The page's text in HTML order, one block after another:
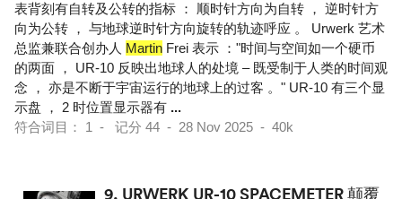
表背刻有自转及公转的指标 ： 顺时针方向为自转 ， 逆时针方
向为公转 ， 与地球逆时针方向旋转的轨迹呼应 。 Urwerk 艺术
总监兼联合创办人 Martin Frei 表示 ："时间与空间如一个硬币
的两面 ， UR-10 反映出地球人的处境 – 既受制于人类的时间观
念 ， 亦是不断于宇宙运行的地球上的过客 。" UR-10 有三个显
示盘 ， 2 时位置显示器有 ...
符合词目： 1 - 记分 44 - 28 Nov 2025 - 40k
9. URWERK UR-10 SPACEMETER 颠覆